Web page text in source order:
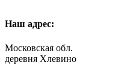
Наш адрес:
Московская обл.
деревня Хлевино